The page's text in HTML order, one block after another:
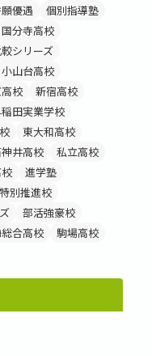
優遇
個別指導塾
国分寺高校
シリーズ
小山台高校
校
新宿高校
田実業学校
東大和高校
井高校
私立高校
進学塾
別推進校
部活強豪校
合高校
駒場高校